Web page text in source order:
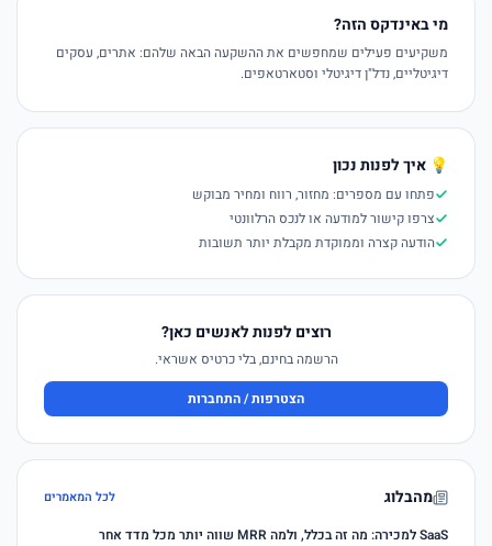
מי באינדקס הזה?
משקיעים פעילים שמחפשים את ההשקעה הבאה שלהם: אתרים, עסקים
דיגיטליים, נדל"ן דיגיטלי וסטארטאפים.
💡 איך לפנות נכון
פתחו עם מספרים: מחזור, רווח ומחיר מבוקש
צרפו קישור למודעה או לנכס הרלוונטי
הודעה קצרה וממוקדת מקבלת יותר תשובות
רוצים לפנות לאנשים כאן?
הרשמה בחינם, בלי כרטיס אשראי.
הצטרפות / התחברות
מהבלוג לכל המאמרים
SaaS למכירה: מה זה בכלל, ולמה MRR שווה יותר מכל מדד אחר